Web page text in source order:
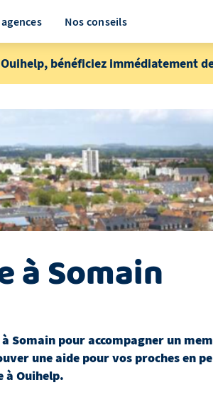
Nos conseils
Ouihelp, bénéficiez immédiatement
àSomain
à Somain pour accompagner un
une aide pour vos proches en
à Ouihelp.